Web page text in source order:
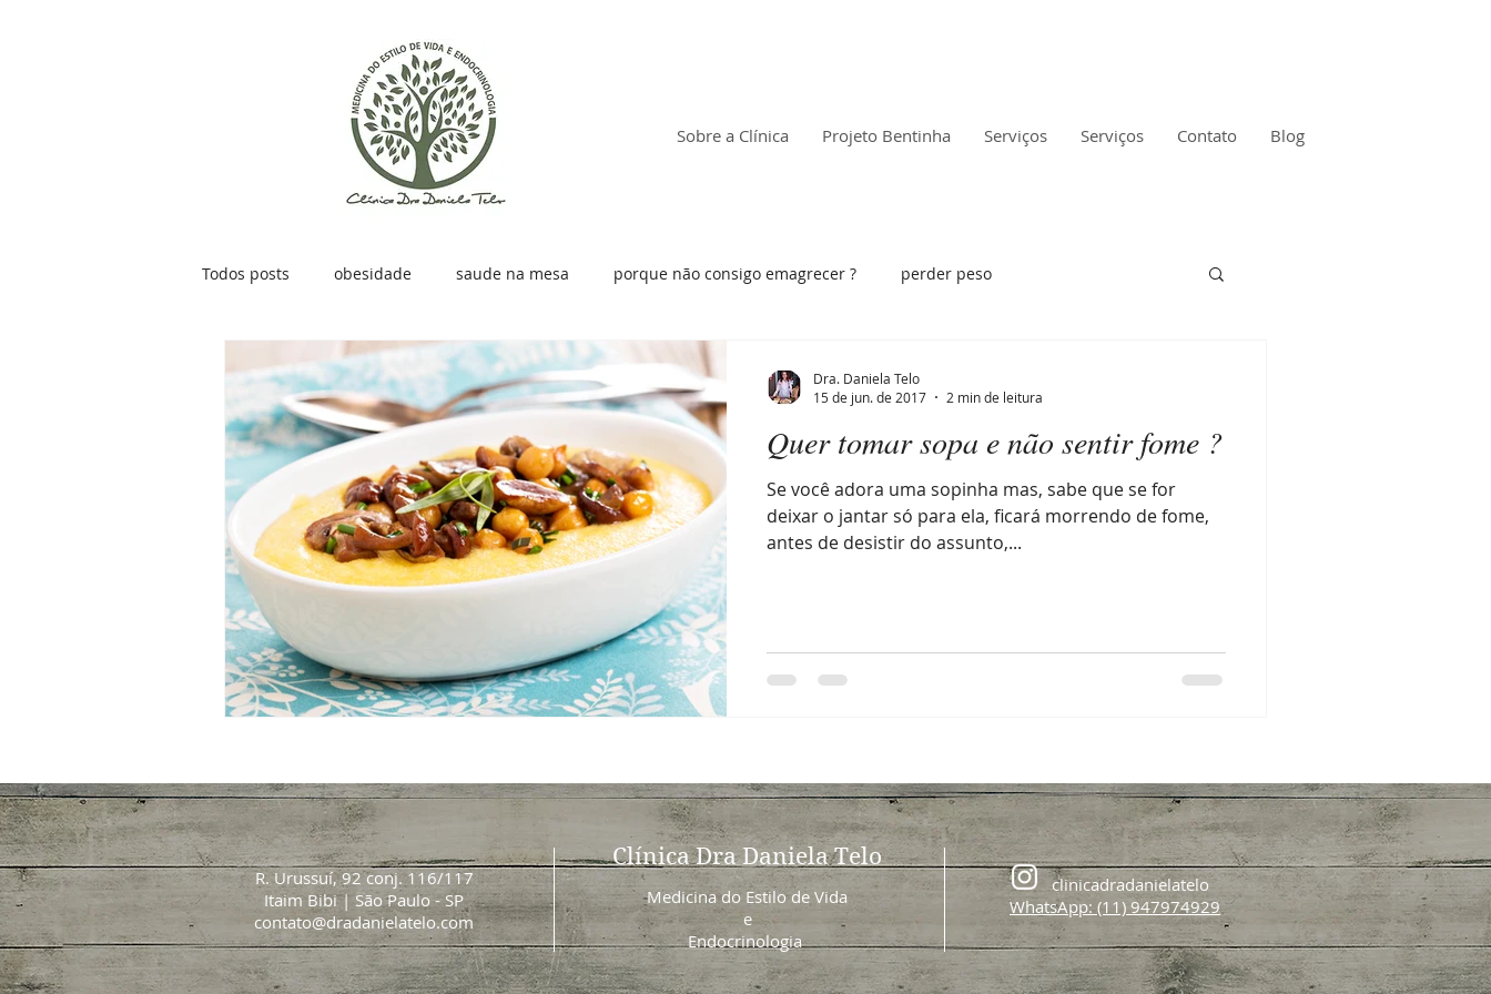
Sobre a Clínica Projeto Bentinha Serviços Serviços Contato Blog
Todos posts obesidade saude na mesa porque não consigo emagrecer ? perder peso
como evitar efeito sanfona porque não consigo emagrecer ?
Quer tomar sopa e não sentir fome ?
Se você adora uma sopinha mas, sabe que se for
deixar o jantar só para ela, ficará morrendo de fome,
antes de desistir do assunto,...
Dra. Daniela Telo
15 de jun. de 2017
2 min de leitura
R. Urussuí, 92 conj. 116/117
Itaim Bibi | São Paulo - SP
contato@dradanielatelo.com
Clínica Dra Daniela Telo
Medicina do Estilo de Vida
e
Endocrinologia
clinicadradanielatelo
WhatsApp: (11) 947974929